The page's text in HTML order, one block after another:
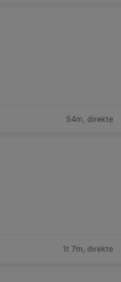
54m, direkte
1t 7m, direkte